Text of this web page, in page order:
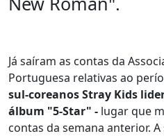
Já saíram as contas da
Portuguesa relativas ao
sul-coreanos Stray Kids
álbum "5-Star" - lugar que
contas da semana anterior.